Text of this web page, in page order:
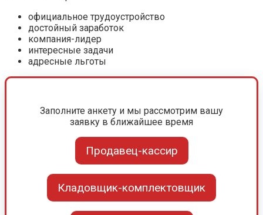
официальное трудоустройство
достойный заработок
компания-лидер
интересные задачи
адресные льготы
Заполните анкету и мы рассмотрим вашу
заявку в ближайшее время
Продавец-кассир
Кладовщик-комплектовщик